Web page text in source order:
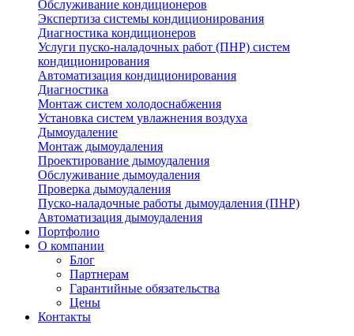
Обслуживание кондиционеров
Экспертиза системы кондиционирования
Диагностика кондиционеров
Услуги пуско-наладочных работ (ПНР) систем
кондиционирования
Автоматизация кондиционирования
Диагностика
Монтаж систем холодоснабжения
Установка систем увлажнения воздуха
Дымоудаление
Монтаж дымоудаления
Проектирование дымоудаления
Обслуживание дымоудаления
Проверка дымоудаления
Пуско-наладочные работы дымоудаления (ПНР)
Автоматизация дымоудаления
Портфолио
О компании
Блог
Партнерам
Гарантийные обязательства
Цены
Контакты